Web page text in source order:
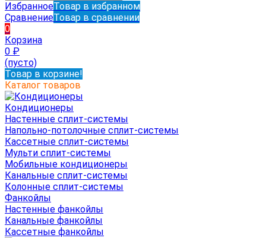
ИзбранноеТовар в избранном
СравнениеТовар в сравнении
0
Корзина
0 ₽
(пусто)
Товар в корзине!
Каталог товаров
Кондиционеры
Настенные сплит-системы
Напольно-потолочные сплит-системы
Кассетные сплит-системы
Мульти сплит-системы
Мобильные кондиционеры
Канальные сплит-системы
Колонные сплит-системы
Фанкойлы
Настенные фанкойлы
Канальные фанкойлы
Кассетные фанкойлы